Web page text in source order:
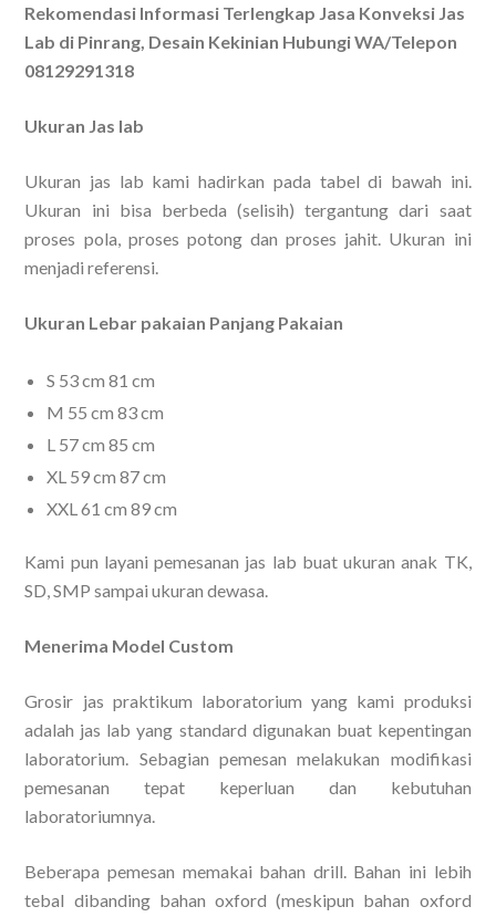
Rekomendasi Informasi Terlengkap Jasa Konveksi Jas
Lab di Pinrang, Desain Kekinian Hubungi WA/Telepon
08129291318
Ukuran Jas lab
Ukuran jas lab kami hadirkan pada tabel di bawah ini.
Ukuran ini bisa berbeda (selisih) tergantung dari saat
proses pola, proses potong dan proses jahit. Ukuran ini
menjadi referensi.
Ukuran Lebar pakaian Panjang Pakaian
S 53 cm 81 cm
M 55 cm 83 cm
L 57 cm 85 cm
XL 59 cm 87 cm
XXL 61 cm 89 cm
Kami pun layani pemesanan jas lab buat ukuran anak TK,
SD, SMP sampai ukuran dewasa.
Menerima Model Custom
Grosir jas praktikum laboratorium yang kami produksi
adalah jas lab yang standard digunakan buat kepentingan
laboratorium. Sebagian pemesan melakukan modifikasi
pemesanan tepat keperluan dan kebutuhan
laboratoriumnya.
Beberapa pemesan memakai bahan drill. Bahan ini lebih
tebal dibanding bahan oxford (meskipun bahan oxford